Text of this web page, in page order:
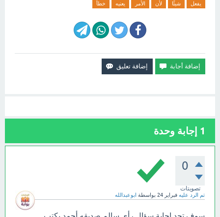
يفعل
شيئًا لأن الأمر يعنيه خطأ
1 إجابة وحدة
0
تصويتات
تم الرد عليه فبراير 24 بواسطة ابوعبدالله